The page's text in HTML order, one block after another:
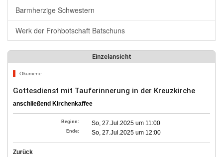
Barmherzige Schwestern
Werk der Frohbotschaft Batschuns
Einzelansicht
Ökumene
Gottesdienst mit Tauferinnerung in der Kreuzkirche
anschließend Kirchenkaffee
Beginn: So, 27.Jul.2025 um 11:00
Ende: So, 27.Jul.2025 um 12:00
Zurück